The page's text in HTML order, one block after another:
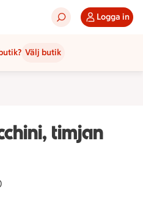
Logga in
Välj butik
timjan
har 10 kommentarer